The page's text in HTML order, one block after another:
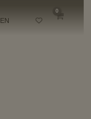
EN